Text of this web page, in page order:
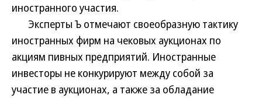
иностранного участия.
Эксперты Ъ отмечают своеобразную тактику
иностранных фирм на чековых аукционах по
акциям пивных предприятий. Иностранные
инвесторы не конкурируют между собой за
участие в аукционах, а также за обладание